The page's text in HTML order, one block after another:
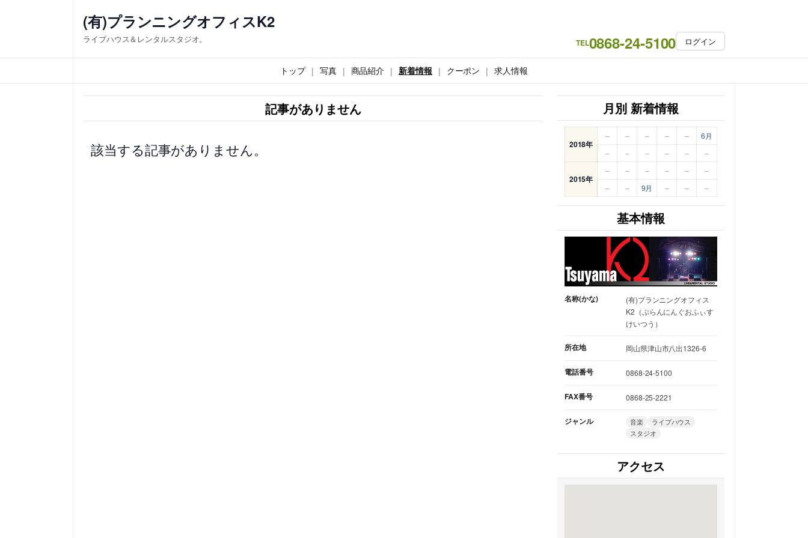
ス
キ
(有)プランニングオフィスK2
ライブハウス＆レンタルスタジオ。 TEL0868-24-5100 ログイン
トップ 写真 商品紹介 新着情報 クーポン 求人情報
記事がありません
該当する記事がありません。
月別 新着情報
2018年
– – – – –
6月
–
– – – – –
2015年
– – – – –
–
–
– 9月 – – –
基本情報
名称(かな)
(有)プランニングオフィス
K2（ぷらんにんぐおふぃす
けいつう）
所在地 岡山県津山市八出1326-6
電話番号 0868-24-5100
FAX番号 0868-25-2221
ジャンル 音楽
ライブハウス
スタジオ
アクセス